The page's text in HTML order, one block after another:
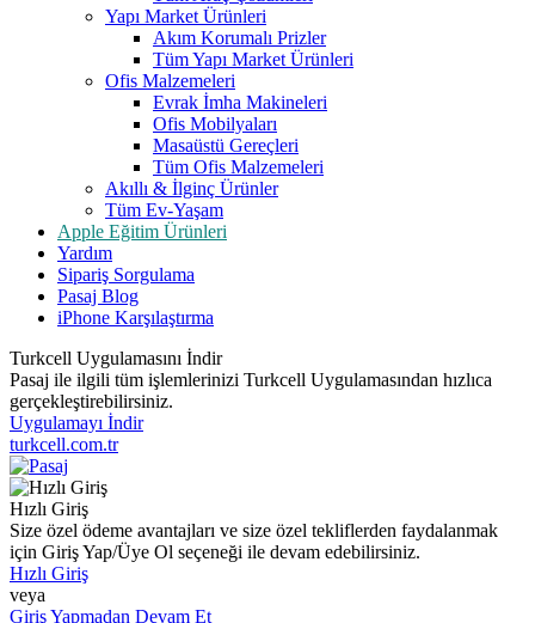
Yapı Market Ürünleri
Akım Korumalı Prizler
Tüm Yapı Market Ürünleri
Ofis Malzemeleri
Evrak İmha Makineleri
Ofis Mobilyaları
Masaüstü Gereçleri
Tüm Ofis Malzemeleri
Akıllı & İlginç Ürünler
Tüm Ev-Yaşam
Apple Eğitim Ürünleri
Yardım
Sipariş Sorgulama
Pasaj Blog
iPhone Karşılaştırma
Turkcell Uygulamasını İndir
Pasaj ile ilgili tüm işlemlerinizi Turkcell Uygulamasından hızlıca
gerçekleştirebilirsiniz.
Uygulamayı İndir
turkcell.com.tr
Hızlı Giriş
Size özel ödeme avantajları ve size özel tekliflerden faydalanmak
için Giriş Yap/Üye Ol seçeneği ile devam edebilirsiniz.
Hızlı Giriş
veya
Giriş Yapmadan Devam Et